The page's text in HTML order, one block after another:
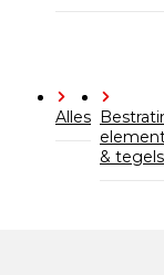
Alles
& tegels